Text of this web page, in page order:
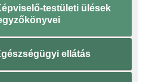
testületi ülések
ellátás